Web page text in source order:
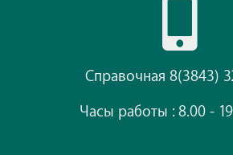
Справочная 8(3843)
Часы работы : 8.00 -